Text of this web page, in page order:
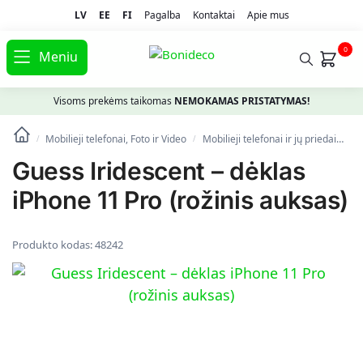
LV EE FI Pagalba Kontaktai Apie mus
Meniu 0
Visoms prekėms taikomas NEMOKAMAS PRISTATYMAS!
/ Mobilieji telefonai, Foto ir Video / Mobilieji telefonai ir jų priedai
Guess Iridescent – dėklas
iPhone 11 Pro (rožinis auksas)
Produkto kodas:48242